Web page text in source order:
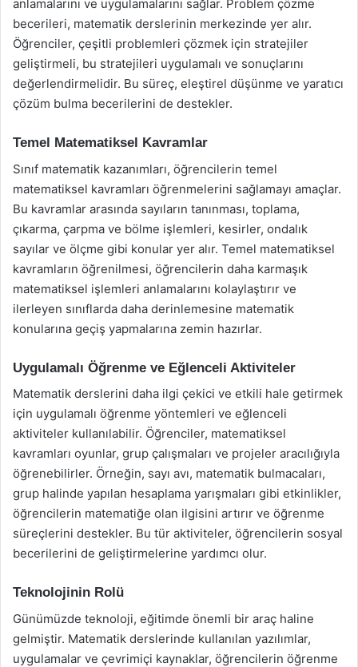
anlamalarını ve uygulamalarını sağlar. Problem çözme
becerileri, matematik derslerinin merkezinde yer alır.
Öğrenciler, çeşitli problemleri çözmek için stratejiler
geliştirmeli, bu stratejileri uygulamalı ve sonuçlarını
değerlendirmelidir. Bu süreç, eleştirel düşünme ve yaratıcı
çözüm bulma becerilerini de destekler.
Temel Matematiksel Kavramlar
Sınıf matematik kazanımları, öğrencilerin temel
matematiksel kavramları öğrenmelerini sağlamayı amaçlar.
Bu kavramlar arasında sayıların tanınması, toplama,
çıkarma, çarpma ve bölme işlemleri, kesirler, ondalık
sayılar ve ölçme gibi konular yer alır. Temel matematiksel
kavramların öğrenilmesi, öğrencilerin daha karmaşık
matematiksel işlemleri anlamalarını kolaylaştırır ve
ilerleyen sınıflarda daha derinlemesine matematik
konularına geçiş yapmalarına zemin hazırlar.
Uygulamalı Öğrenme ve Eğlenceli Aktiviteler
Matematik derslerini daha ilgi çekici ve etkili hale getirmek
için uygulamalı öğrenme yöntemleri ve eğlenceli
aktiviteler kullanılabilir. Öğrenciler, matematiksel
kavramları oyunlar, grup çalışmaları ve projeler aracılığıyla
öğrenebilirler. Örneğin, sayı avı, matematik bulmacaları,
grup halinde yapılan hesaplama yarışmaları gibi etkinlikler,
öğrencilerin matematiğe olan ilgisini artırır ve öğrenme
süreçlerini destekler. Bu tür aktiviteler, öğrencilerin sosyal
becerilerini de geliştirmelerine yardımcı olur.
Teknolojinin Rolü
Günümüzde teknoloji, eğitimde önemli bir araç haline
gelmiştir. Matematik derslerinde kullanılan yazılımlar,
uygulamalar ve çevrimiçi kaynaklar, öğrencilerin öğrenme